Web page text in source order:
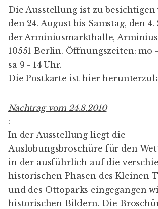
Die Ausstellung ist zu besichtigen
den 24. August bis Samstag, den
der Arminiusmarkthalle,
10551 Berlin. Öffnungszeiten: mo
sa 9 - 14 Uhr.
Die Postkarte isthier
Nachtrag vom 24.8.2010
:
In der Ausstellung liegt die
Auslobungsbroschüre für den
in der ausführlich auf die
historischen Phasen des Kleinen
und des Ottoparks eingegangen
historischen Bildern. Die